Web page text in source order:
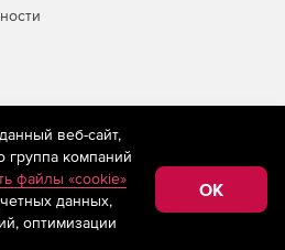
store.softline.ru применяются
(информационные технологии
на основе сбора,
относящихся к
сети «Интернет»,
Российской Федерации)
веб-сайт,
группа компаний
файлы «cookie»
данных,
оптимизации
OK